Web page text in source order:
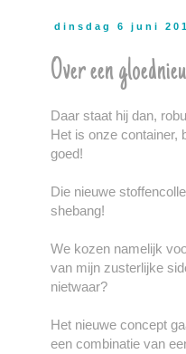
dinsdag 6 juni
Over een
Daar staat hij dan,
Het is onze container,
goed!
Die nieuwe
shebang!
We kozen namelijk
van mijn zusterlijke
nietwaar?
Het nieuwe concept
een combinatie van